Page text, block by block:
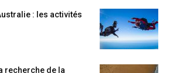
: les activités
recherche de la